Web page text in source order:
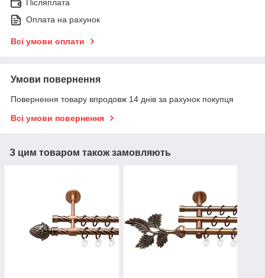
Післяплата
Оплата на рахунок
Всі умови оплати
Умови повернення
Повернення товару впродовж 14 днів за рахунок покупця
Всі умови повернення
З цим товаром також замовляють